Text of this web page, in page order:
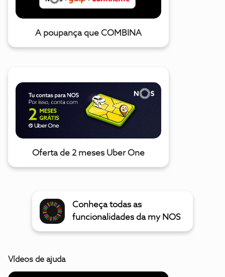
A poupança que COMBINA
Oferta de 2 meses Uber One
Conheça todas as
funcionalidades da my NOS
Vídeos de ajuda